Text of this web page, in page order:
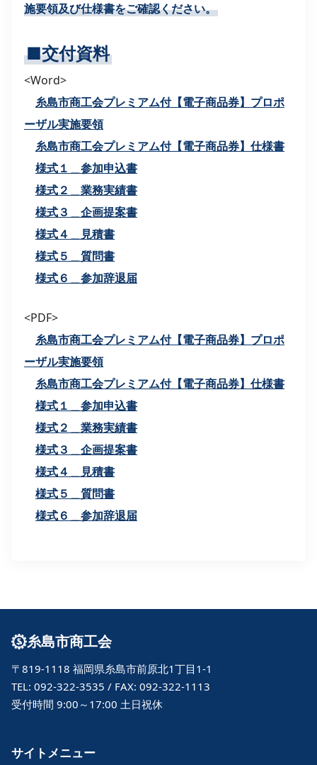
施要領及び仕様書をご確認ください。
■交付資料
<Word>
糸島市商工会プレミアム付【電子商品券】プロポ
ーザル実施要領
糸島市商工会プレミアム付【電子商品券】仕様書
様式１＿参加申込書
様式２＿業務実績書
様式３＿企画提案書
様式４＿見積書
様式５＿質問書
様式６＿参加辞退届
<PDF>
糸島市商工会プレミアム付【電子商品券】プロポ
ーザル実施要領
糸島市商工会プレミアム付【電子商品券】仕様書
様式１＿参加申込書
様式２＿業務実績書
様式３＿企画提案書
様式４＿見積書
様式５＿質問書
様式６＿参加辞退届
糸島市商工会
〒819-1118 福岡県糸島市前原北1丁目1-1
TEL: 092-322-3535 / FAX: 092-322-1113
受付時間 9:00～17:00 土日祝休
サイトメニュー